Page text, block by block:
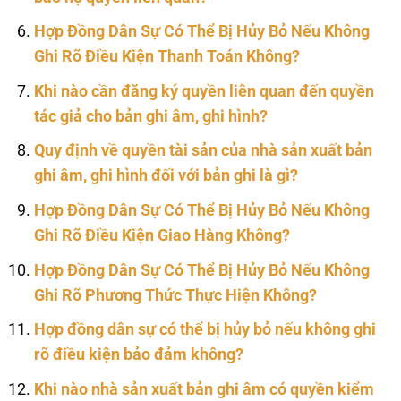
Hợp Đồng Dân Sự Có Thể Bị Hủy Bỏ Nếu Không
Ghi Rõ Điều Kiện Thanh Toán Không?
Khi nào cần đăng ký quyền liên quan đến quyền
tác giả cho bản ghi âm, ghi hình?
Quy định về quyền tài sản của nhà sản xuất bản
ghi âm, ghi hình đối với bản ghi là gì?
Hợp Đồng Dân Sự Có Thể Bị Hủy Bỏ Nếu Không
Ghi Rõ Điều Kiện Giao Hàng Không?
Hợp Đồng Dân Sự Có Thể Bị Hủy Bỏ Nếu Không
Ghi Rõ Phương Thức Thực Hiện Không?
Hợp đồng dân sự có thể bị hủy bỏ nếu không ghi
rõ điều kiện bảo đảm không?
Khi nào nhà sản xuất bản ghi âm có quyền kiểm